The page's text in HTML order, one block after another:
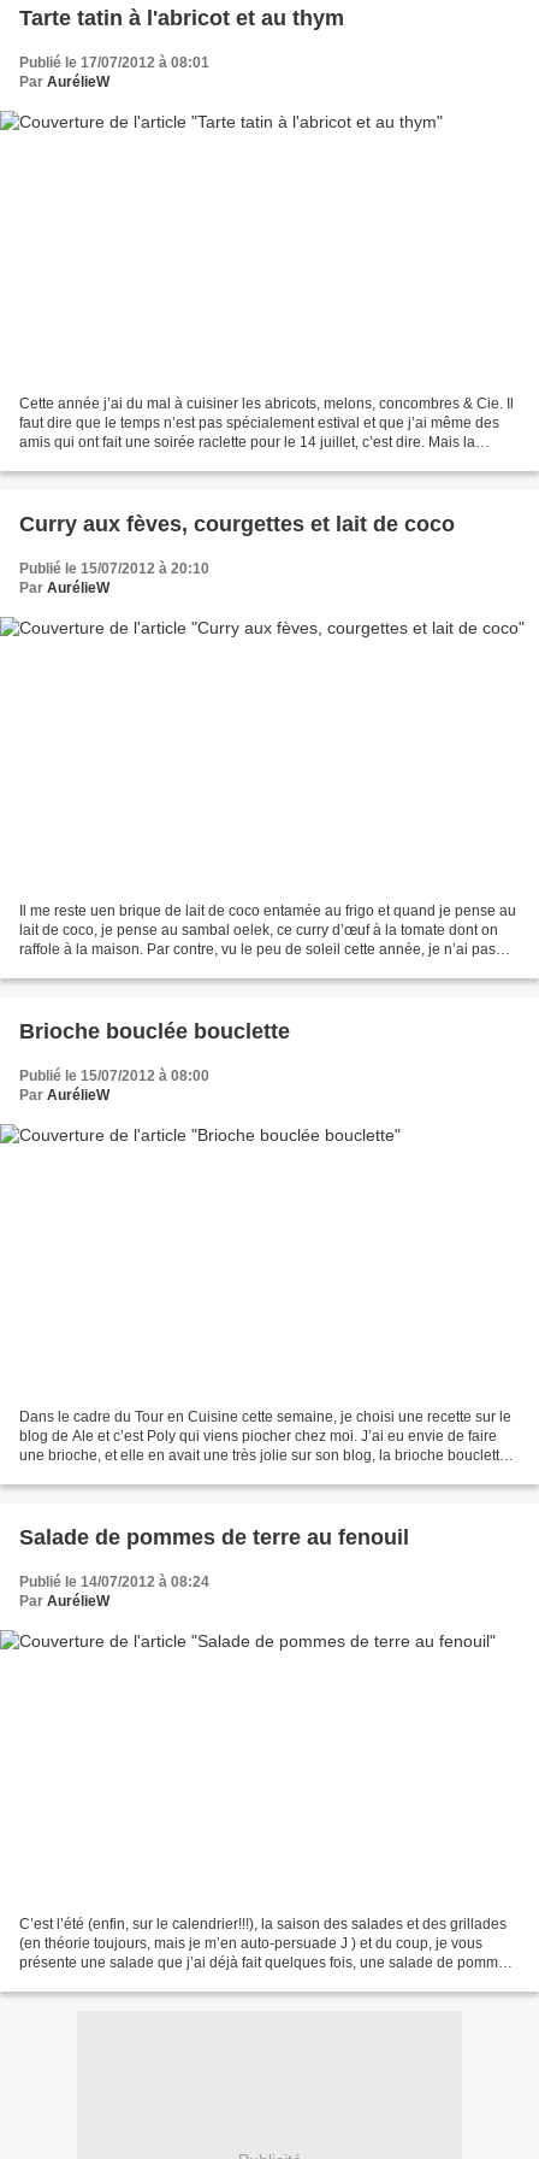
Tarte tatin à l'abricot et au thym
Publié le 17/07/2012 à 08:01
Par AurélieW
Cette année j’ai du mal à cuisiner les abricots, melons, concombres & Cie. Il
faut dire que le temps n’est pas spécialement estival et que j’ai même des
amis qui ont fait une soirée raclette pour le 14 juillet, c’est dire. Mais la
Curry aux fèves, courgettes et lait de coco
Publié le 15/07/2012 à 20:10
Par AurélieW
Il me reste uen brique de lait de coco entamée au frigo et quand je pense au
lait de coco, je pense au sambal oelek, ce curry d’œuf à la tomate dont on
raffole à la maison. Par contre, vu le peu de soleil cette année, je n’ai pas
Brioche bouclée bouclette
Publié le 15/07/2012 à 08:00
Par AurélieW
Dans le cadre du Tour en Cuisine cette semaine, je choisi une recette sur le
blog de Ale et c’est Poly qui viens piocher chez moi. J’ai eu envie de faire
une brioche, et elle en avait une très jolie sur son blog, la brioche bouclette,
Salade de pommes de terre au fenouil
Publié le 14/07/2012 à 08:24
Par AurélieW
C’est l’été (enfin, sur le calendrier!!!), la saison des salades et des grillades
(en théorie toujours, mais je m’en auto-persuade J ) et du coup, je vous
présente une salade que j’ai déjà fait quelques fois, une salade de pommes